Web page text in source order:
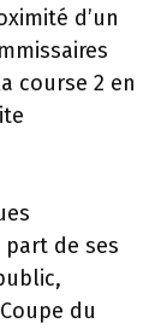
d’un
course 2 en
de ses
du